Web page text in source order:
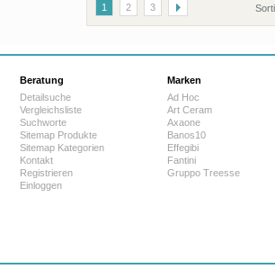
1 2 3
Beratung
Detailsuche
Vergleichsliste
Suchworte
Sitemap Produkte
Sitemap Kategorien
Kontakt
Registrieren
Einloggen
Marken
Ad Hoc
Art Ceram
Axaone
Banos10
Effegibi
Fantini
Gruppo Treesse